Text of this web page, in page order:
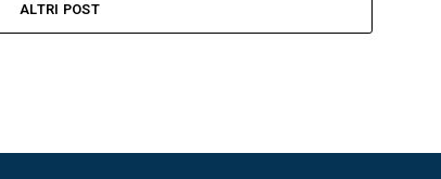
ALTRI POST